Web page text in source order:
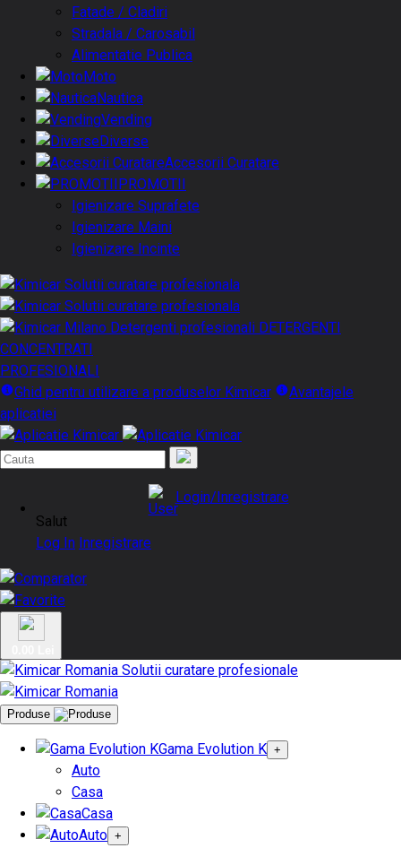
Fatade / Cladiri
Stradala / Carosabil
Alimentatie Publica
Moto
Nautica
Vending
Diverse
Accesorii Curatare
PROMOTII
Igienizare Suprafete
Igienizare Maini
Igienizare Incinte
DETERGENTI
CONCENTRATI
PROFESIONALI
Ghid pentru utilizare a produselor Kimicar
Avantajele
aplicatiei
Login/Inregistrare
Salut
Log In Inregistrare
Produse
Gama Evolution K +
Auto
Casa
Casa
Auto +